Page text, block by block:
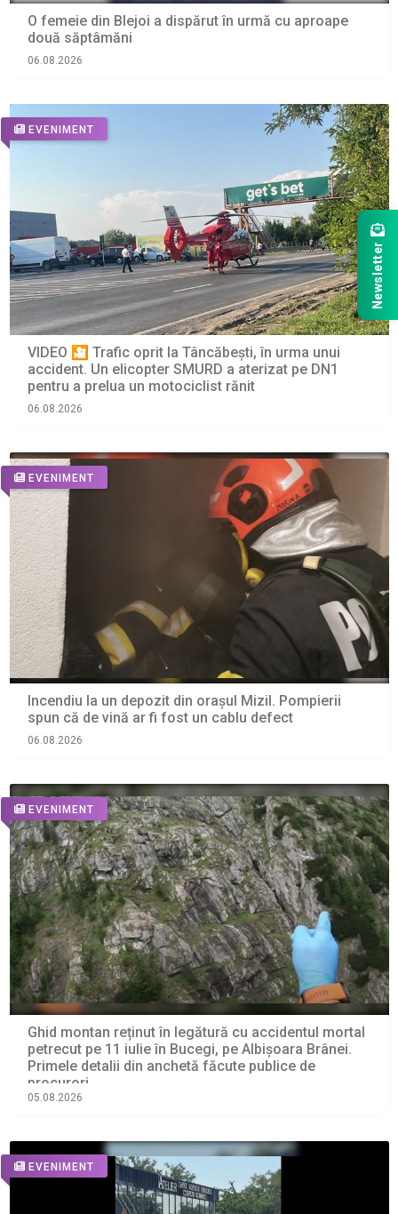
O femeie din Blejoi a dispărut în urmă cu aproape
două săptâmăni
06.08.2026
EVENIMENT
VIDEO 🎦 Trafic oprit la Tâncăbești, în urma unui
accident. Un elicopter SMURD a aterizat pe DN1
pentru a prelua un motociclist rănit
06.08.2026
EVENIMENT
Incendiu la un depozit din orașul Mizil. Pompierii
spun că de vină ar fi fost un cablu defect
06.08.2026
EVENIMENT
Ghid montan reținut în legătură cu accidentul mortal
petrecut pe 11 iulie în Bucegi, pe Albișoara Brânei.
Primele detalii din anchetă făcute publice de
procurori
05.08.2026
EVENIMENT
Newsletter